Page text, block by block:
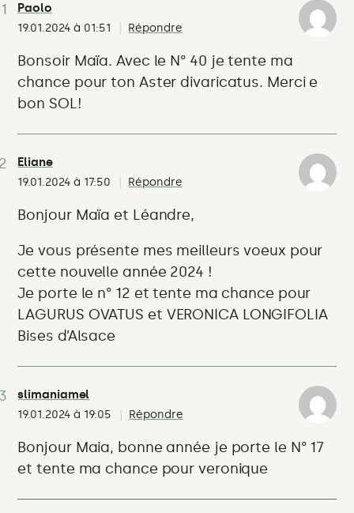
Paolo
19.01.2024 à 01:51 Répondre
Bonsoir Maïa. Avec le N° 40 je tente ma
chance pour ton Aster divaricatus. Merci e
bon SOL!
Eliane
19.01.2024 à 17:50 Répondre
Bonjour Maïa et Léandre,
Je vous présente mes meilleurs voeux pour
cette nouvelle année 2024 !
Je porte le n° 12 et tente ma chance pour
LAGURUS OVATUS et VERONICA LONGIFOLIA
Bises d’Alsace
slimaniamel
19.01.2024 à 19:05 Répondre
Bonjour Maia, bonne année je porte le N° 17
et tente ma chance pour veronique